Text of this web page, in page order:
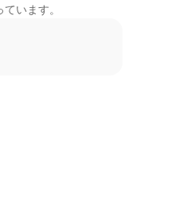
います。